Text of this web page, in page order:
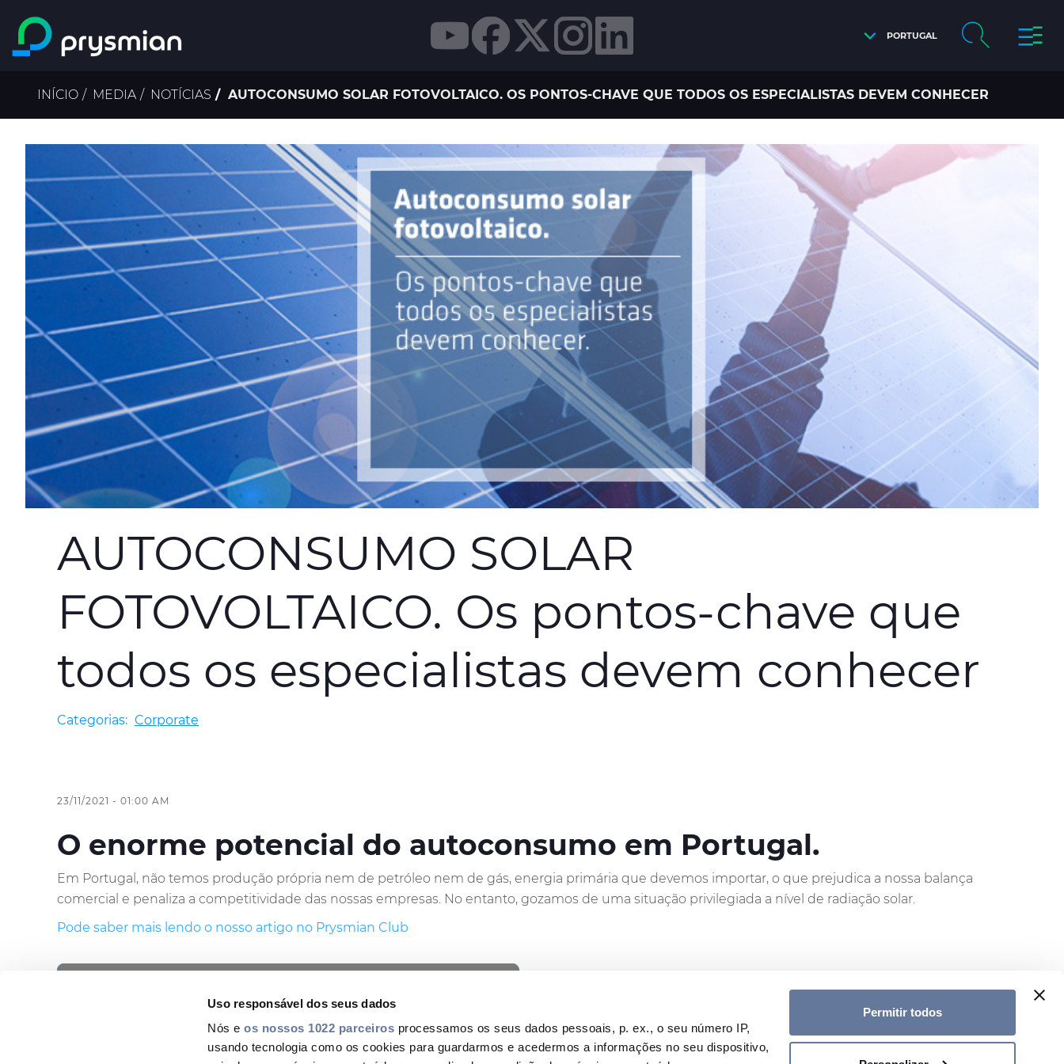
Uso responsável dos seus dados
Nós eos nossos 1022 parceiros processamos os seus dados pessoais, p. ex., o seu número IP,
usando tecnologia como os cookies para guardarmos e acedermos a informações no seu dispositivo,
Permitir todos
Ir para o conteúdo
principal
PORTUGAL
Navegação
estrutural
INÍCIO MEDIA NOTÍCIAS AUTOCONSUMO SOLAR FOTOVOLTAICO. OS PONTOS-CHAVE QUE TODOS OS ESPECIALISTAS DEVEM CONHECER
AUTOCONSUMO SOLAR
FOTOVOLTAICO. Os pontos-chave que
todos os especialistas devem conhecer
Categorias: Corporate
23/11/2021 - 01:00 AM
O enorme potencial do autoconsumo em Portugal.
Em Portugal, não temos produção própria nem de petróleo nem de gás, energia primária que devemos importar, o que prejudica a nossa balança
comercial e penaliza a competitividade das nossas empresas. No entanto, gozamos de uma situação privilegiada a nível de radiação solar.
Pode saber mais lendo o nosso artigo no Prysmian Club
accept STATISTICS cookiesto access this content.